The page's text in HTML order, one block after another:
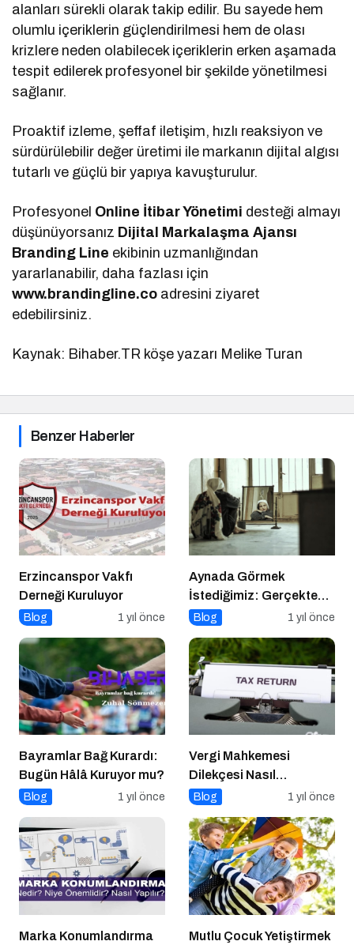
alanları sürekli olarak takip edilir. Bu sayede hem
olumlu içeriklerin güçlendirilmesi hem de olası
krizlere neden olabilecek içeriklerin erken aşamada
tespit edilerek profesyonel bir şekilde yönetilmesi
sağlanır.
Proaktif izleme, şeffaf iletişim, hızlı reaksiyon ve
sürdürülebilir değer üretimi ile markanın dijital algısı
tutarlı ve güçlü bir yapıya kavuşturulur.
Profesyonel Online İtibar Yönetimi desteği almayı
düşünüyorsanız Dijital Markalaşma Ajansı
Branding Line ekibinin uzmanlığından
yararlanabilir, daha fazlası için
www.brandingline.co adresini ziyaret
edebilirsiniz.
Kaynak: Bihaber.TR köşe yazarı Melike Turan
Benzer Haberler
Erzincanspor Vakfı
Derneği Kuruluyor
Blog 1 yıl önce
Aynada Görmek
İstediğimiz: Gerçekten
Kimiz?
Blog 1 yıl önce
Bayramlar Bağ Kurardı:
Bugün Hâlâ Kuruyor mu?
Blog 1 yıl önce
Vergi Mahkemesi
Dilekçesi Nasıl
Hazırlanır?
Blog 1 yıl önce
Marka Konumlandırma
Mutlu Çocuk Yetiştirmek